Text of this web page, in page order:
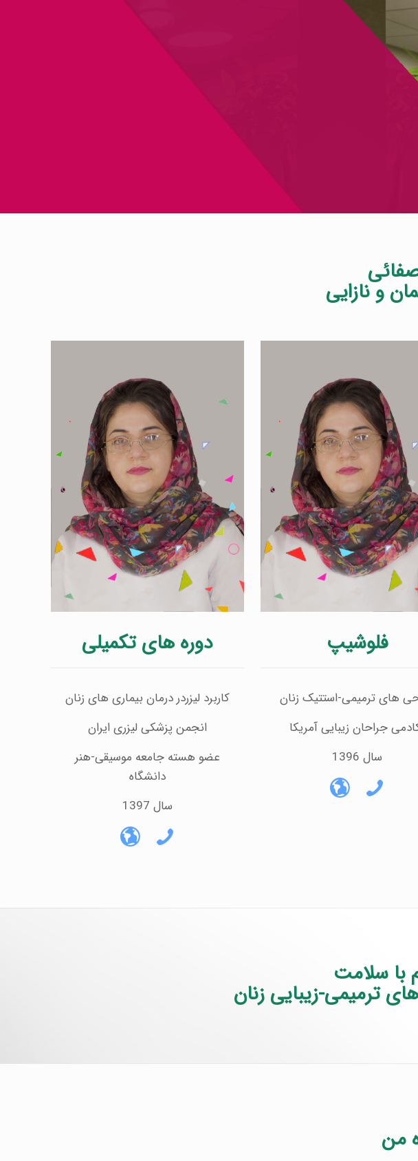
و نازایی
فلوشیپ
های ترمیمی-استتیک زنان
جراحان زیبایی آمریکا
سال 1396
دوره های تکمیلی
کاربرد لیزردر درمان بیماری های زنان
انجمن پزشکی لیزری ایران
عضو هسته جامعه موسیقی-هنر
دانشگاه
سال 1397
با سلامت
ترمیمی-زیبایی زنان
من